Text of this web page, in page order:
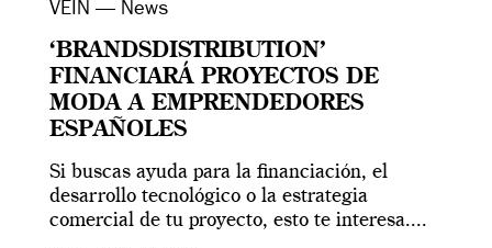
VEIN — News
‘BRANDSDISTRIBUTION’
FINANCIARÁ PROYECTOS DE
MODA A EMPRENDEDORES
ESPAÑOLES
Si buscas ayuda para la financiación, el
desarrollo tecnológico o la estrategia
comercial de tu proyecto, esto te interesa....